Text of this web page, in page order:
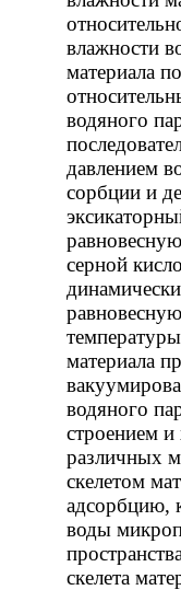
влажности
материала
водяного
давлением
сорбции и
серной
материала
водяного
строением и
различных
скелетом
адсорбцию,
воды
скелета